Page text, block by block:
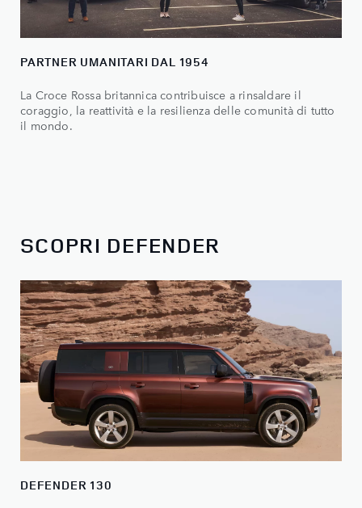
PARTNER UMANITARI DAL 1954
La Croce Rossa britannica contribuisce a rinsaldare il
coraggio, la reattività e la resilienza delle comunità di tutto
il mondo.
SCOPRI DEFENDER
DEFENDER 130